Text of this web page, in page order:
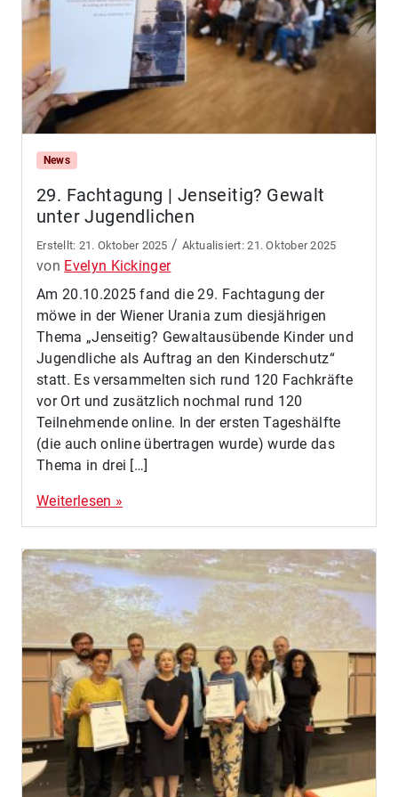
News
29. Fachtagung | Jenseitig? Gewalt
unter Jugendlichen
21. Oktober 2025 / 21. Oktober 2025
von Evelyn Kickinger
Am 20.10.2025 fand die 29. Fachtagung der
möwe in der Wiener Urania zum diesjährigen
Thema „Jenseitig? Gewaltausübende Kinder und
Jugendliche als Auftrag an den Kinderschutz“
statt. Es versammelten sich rund 120 Fachkräfte
vor Ort und zusätzlich nochmal rund 120
Teilnehmende online. In der ersten Tageshälfte
(die auch online übertragen wurde) wurde das
Thema in drei […]
Weiterlesen »